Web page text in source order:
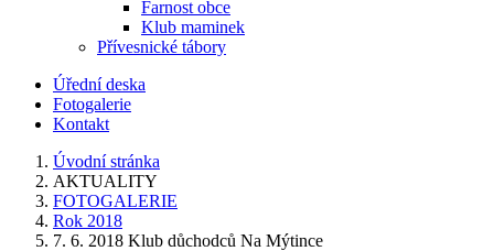
Farnost obce
Klub maminek
Přívesnické tábory
Úřední deska
Fotogalerie
Kontakt
Úvodní stránka
AKTUALITY
FOTOGALERIE
Rok 2018
7. 6. 2018 Klub důchodců Na Mýtince